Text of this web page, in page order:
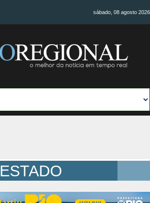
sábado, 08 agosto 2026
ESTADO